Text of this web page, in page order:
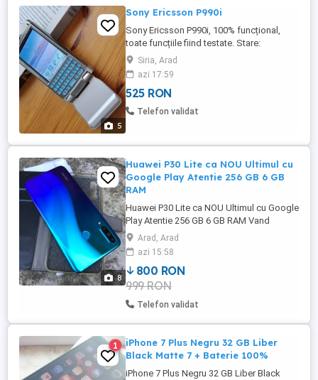
5
Sony Ericsson P990i
Sony Ericsson P990i, 100% funcțional,
toate funcțiile fiind testate. Stare:
Funcționează impecabil. Ecran tactil
perfect funcțional. Tastatura QWERTY și
cea numerică funcționează fără probleme.
Wi-Fi, Bluetooth, cameră foto şi difuzor
testate și funcționale. Bateria este
Siria, Arad
azi 17:59
525 RON
Telefon validat
8
Huawei P30 Lite ca NOU Ultimul cu
Google Play Atentie 256 GB 6 GB
RAM
Huawei P30 Lite ca NOU Ultimul cu Google
Play Atentie 256 GB 6 GB RAM Vand
Huawei P30 Lite absolut ca NOU Mai multe
informati la _0_ 7_ 4 _7_ 6 _3 _0 _8 _5 _2
Magazin Play ultimul model cu Google
Play Magazin Play cea mai rara si
frumoasa culoare ! vine insotit de toate
accesorile originale! cea ...
Arad, Arad
azi 15:58
800 RON
999 RON
Telefon validat
1
iPhone 7 Plus Negru 32 GB Liber
Black Matte 7 + Baterie 100%
iPhone 7 Plus Negru 32 GB Liber Black